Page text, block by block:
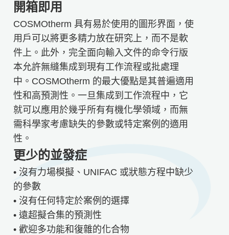
開箱即用
COSMOtherm 具有易於使用的圖形界面，使
用戶可以將更多精力放在研究上，而不是軟
件上。此外，完全面向輸入文件的命令行版
本允許無縫集成到現有工作流程或批處理
中。COSMOtherm 的最大優點是其普遍適用
性和高預測性。一旦集成到工作流程中，它
就可以應用於幾乎所有有機化學領域，而無
需科學家考慮缺失的參數或特定案例的適用
性。
更少的並發症
• 沒有力場模擬、UNIFAC 或狀態方程中缺少
的參數
• 沒有任何特定於案例的選擇
• 遠超擬合集的預測性
• 歡迎多功能和復雜的化合物